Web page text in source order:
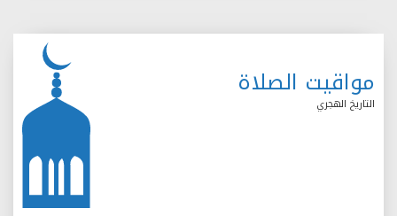
مواقيت الصلاة
التاريخ الهجري